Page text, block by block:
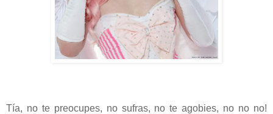
Tía, no te preocupes, no sufras, no te agobies, no no no!